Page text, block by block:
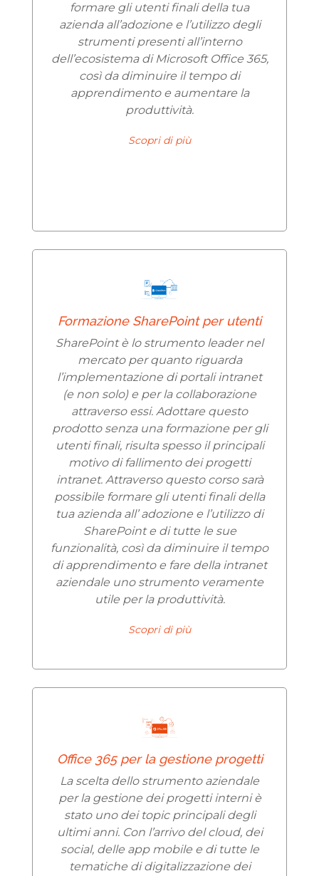
formare gli utenti finali della tua
azienda all’adozione e l’utilizzo degli
strumenti presenti all’interno
dell’ecosistema di Microsoft Office 365,
così da diminuire il tempo di
apprendimento e aumentare la
produttività.
Scopri di più
Formazione SharePoint per utenti
SharePoint è lo strumento leader nel
mercato per quanto riguarda
l’implementazione di portali intranet
(e non solo) e per la collaborazione
attraverso essi. Adottare questo
prodotto senza una formazione per gli
utenti finali, risulta spesso il principali
motivo di fallimento dei progetti
intranet. Attraverso questo corso sarà
possibile formare gli utenti finali della
tua azienda all’ adozione e l’utilizzo di
SharePoint e di tutte le sue
funzionalità, così da diminuire il tempo
di apprendimento e fare della intranet
aziendale uno strumento veramente
utile per la produttività.
Scopri di più
Office 365 per la gestione progetti
La scelta dello strumento aziendale
per la gestione dei progetti interni è
stato uno dei topic principali degli
ultimi anni. Con l’arrivo del cloud, dei
social, delle app mobile e di tutte le
tematiche di digitalizzazione dei